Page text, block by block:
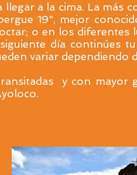
a la cima. La más
19", mejor
o en los diferentes
día continúes
variar dependiendo
y con mayor